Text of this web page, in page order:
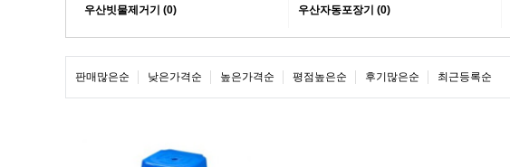
우산빗물제거기 (0) 우산자동포장기 (0)
판매많은순 낮은가격순 높은가격순 평점높은순 후기많은순 최근등록순